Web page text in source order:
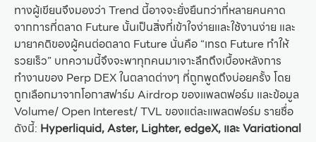
ทางผู้เขียนจึงมองว่า Trend นี้อาจจะยั่งยืนกว่าที่หลายคนคาด
จากการที่ตลาด Future นั้นเป็นสิ่งที่เข้าใจง่ายและใช้งานง่าย และ
มายาคติของผู้คนต่อตลาด Future นั่นคือ “เทรด Future ทำให้
รวยเร็ว” บทความนี้จึงจะพาทุกคนมาเจาะลึกถึงเบื้องหลังการ
ทำงานของ Perp DEX ในตลาดต่างๆ ที่ถูกพูดถึงบ่อยครั้ง โดย
ถูกเลือกมาจากโอกาสฟาร์ม Airdrop ของแพลตฟอร์ม และข้อมูล
Volume/ Open Interest/ TVL ของแต่ละแพลตฟอร์ม รายชื่อ
ดังนี้: Hyperliquid, Aster, Lighter, edgeX, และ Variational